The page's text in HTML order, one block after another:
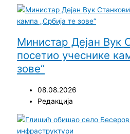
Министар Дејан Вук
посетио учеснике
зове“
08.08.2026
Редакција